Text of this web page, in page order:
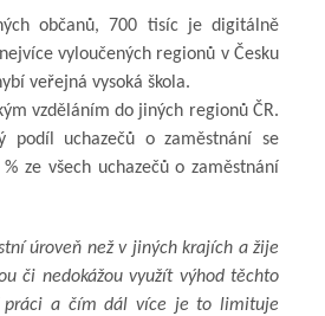
občanů, 700 tisíc je digitálně
vyloučených regionů v Česku
veřejná vysoká škola.
vzděláním do jiných regionů ČR.
podíl uchazečů o zaměstnání se
ze všech uchazečů o zaměstnání
úroveň než v jiných krajích a žije
či nedokážou využít výhod těchto
práci a čím dál více je to limituje